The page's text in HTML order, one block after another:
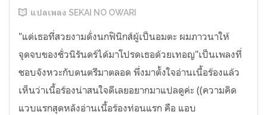
แปลเพลง SEKAI NO OWARI
"แด่เธอที่สวยงามดั่งนกฟินิกส์ผู้เป็นอมตะ ผมภาวนาให้
จุดจบของชั่วนิรันดร์ได้มาโปรดเธอด้วยเทอญ"เป็นเพลงที่
ชอบจังหวะกับดนตรีมาตลอด พึ่งมาตั้งใจอ่านเนื้อร้องแล้ว
เห็นว่าเนื้อร้องน่าสนใจดีเลยอยากมาแปลดูค่ะ ((ความคิด
แวบแรกสุดหลังอ่านเนื้อร้องท่อนแรก คือ แอบ